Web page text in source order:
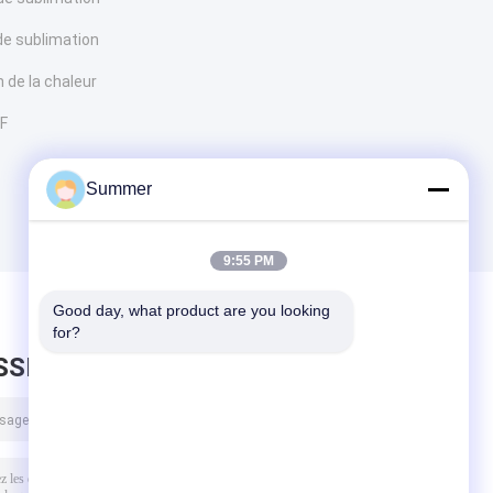
sublimation
de la chaleur
UN MESSAGE
Summer
9:55 PM
Good day, what product are you looking
for?